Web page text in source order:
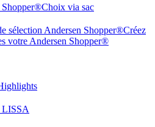
Choix via sac
sélection Andersen Shopper®Créez
votre Andersen Shopper®
LISSA